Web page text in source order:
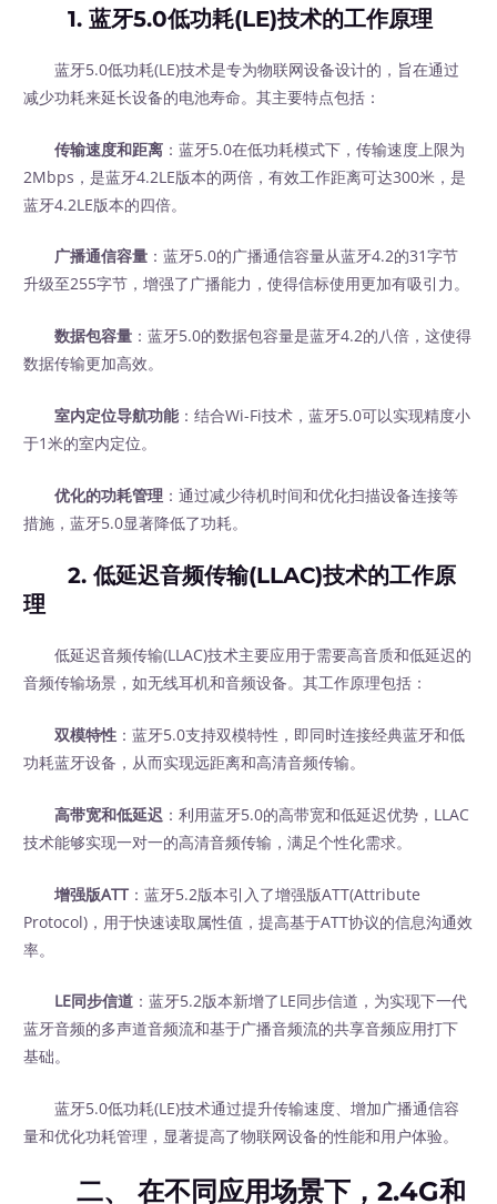
1. 蓝牙5.0低功耗(LE)技术的工作原理
蓝牙5.0低功耗(LE)技术是专为物联网设备设计的，旨在通过
减少功耗来延长设备的电池寿命。其主要特点包括：
传输速度和距离 ：蓝牙5.0在低功耗模式下，传输速度上限为
2Mbps，是蓝牙4.2LE版本的两倍，有效工作距离可达300米，是
蓝牙4.2LE版本的四倍。
广播通信容量 ：蓝牙5.0的广播通信容量从蓝牙4.2的31字节
升级至255字节，增强了广播能力，使得信标使用更加有吸引力。
数据包容量 ：蓝牙5.0的数据包容量是蓝牙4.2的八倍，这使得
数据传输更加高效。
室内定位导航功能：结合Wi-Fi技术，蓝牙5.0可以实现精度小
于1米的室内定位。
优化的功耗管理 ：通过减少待机时间和优化扫描设备连接等
措施，蓝牙5.0显著降低了功耗。
2. 低延迟音频传输(LLAC)技术的工作原
理
低延迟音频传输(LLAC)技术主要应用于需要高音质和低延迟的
音频传输场景，如无线耳机和音频设备。其工作原理包括：
双模特性 ：蓝牙5.0支持双模特性，即同时连接经典蓝牙和低
功耗蓝牙设备，从而实现远距离和高清音频传输。
高带宽和低延迟 ：利用蓝牙5.0的高带宽和低延迟优势，LLAC
技术能够实现一对一的高清音频传输，满足个性化需求。
增强版ATT ：蓝牙5.2版本引入了增强版ATT(Attribute
Protocol)，用于快速读取属性值，提高基于ATT协议的信息沟通效
率。
LE同步信道 ：蓝牙5.2版本新增了LE同步信道，为实现下一代
蓝牙音频的多声道音频流和基于广播音频流的共享音频应用打下
基础。
蓝牙5.0低功耗(LE)技术通过提升传输速度、增加广播通信容
量和优化功耗管理，显著提高了物联网设备的性能和用户体验。
二、 在不同应用场景下，2.4G和